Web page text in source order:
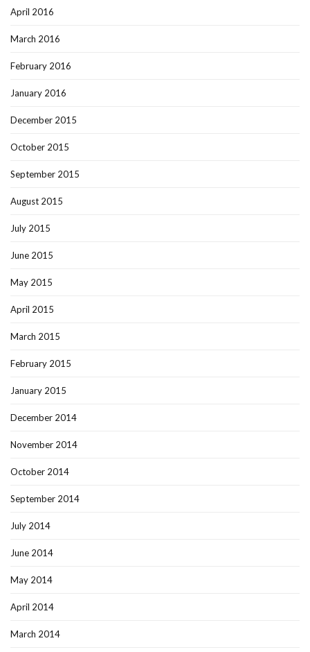
April 2016
March 2016
February 2016
January 2016
December 2015
October 2015
September 2015
August 2015
July 2015
June 2015
May 2015
April 2015
March 2015
February 2015
January 2015
December 2014
November 2014
October 2014
September 2014
July 2014
June 2014
May 2014
April 2014
March 2014